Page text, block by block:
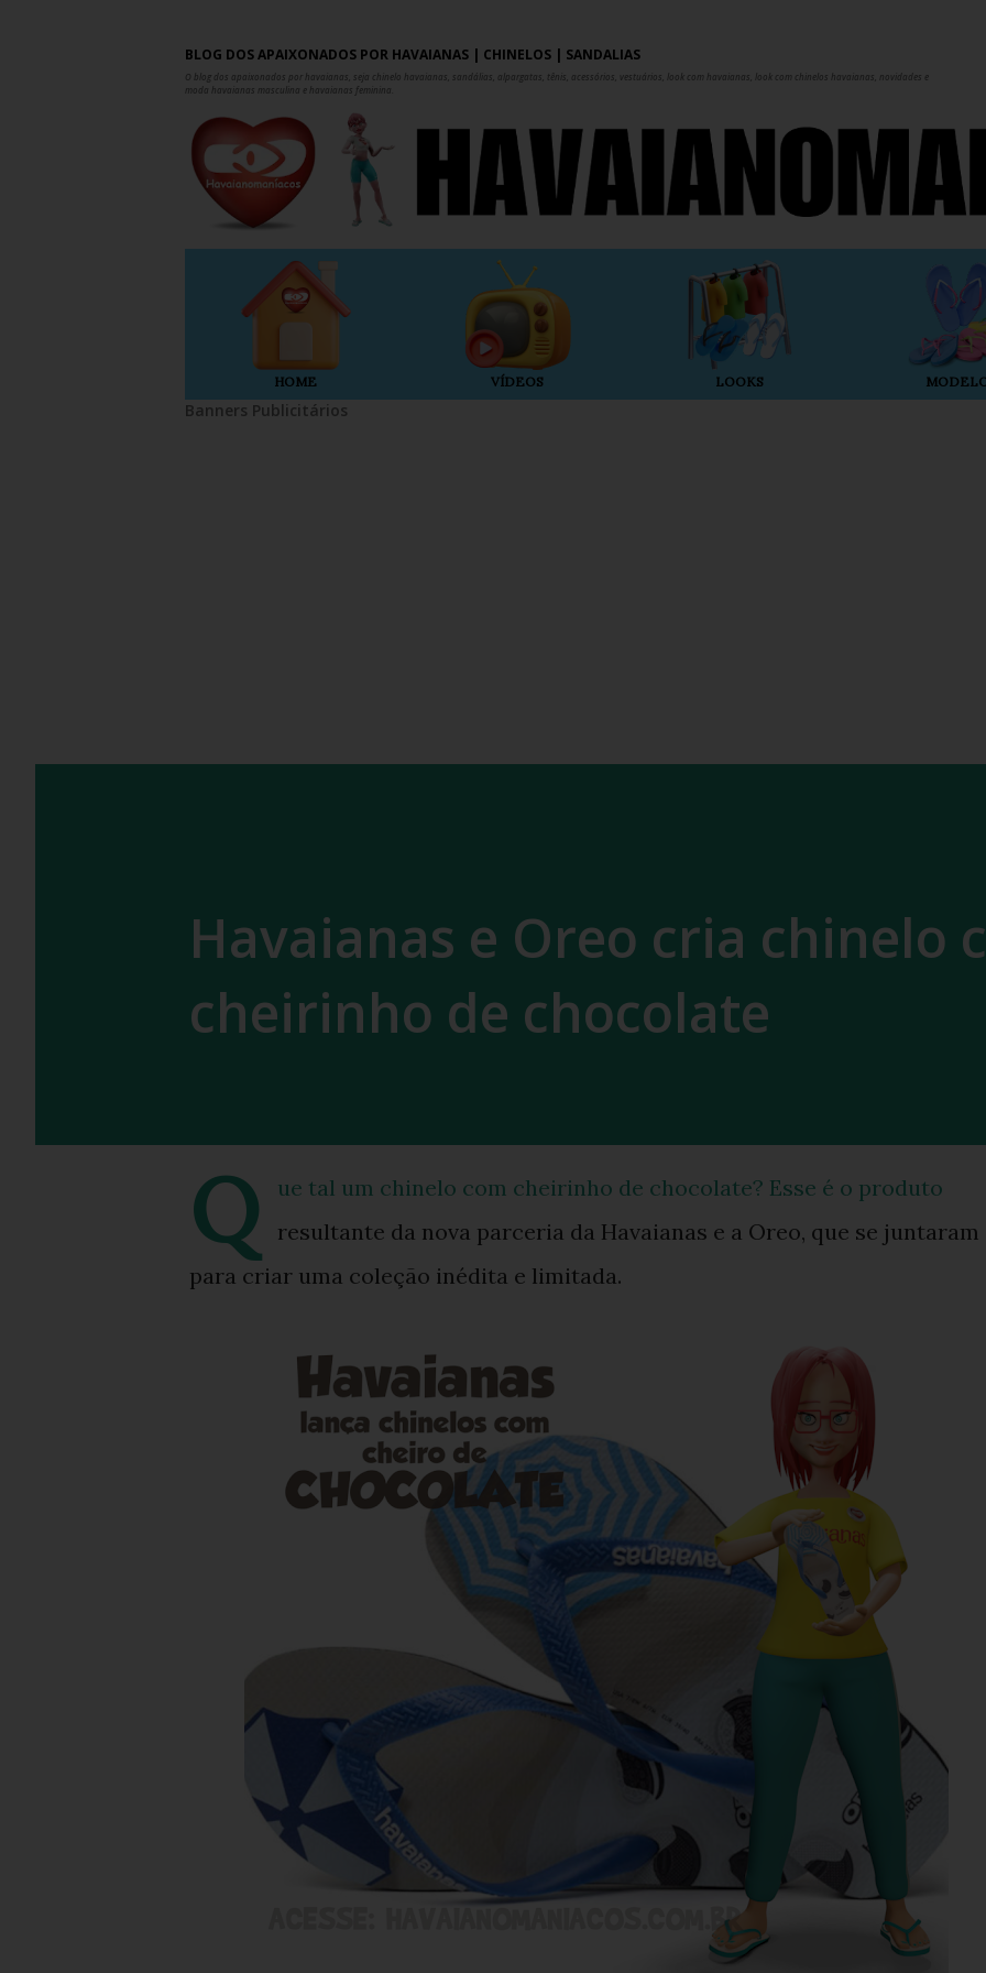
BLOG DOS APAIXONADOS POR HAVAIANAS | CHINELOS | SANDÁLIAS
O blog dos apaixonados por havaianas, seja chinelo havaianas, sandálias, alpargatas, tênis, acessórios, vestuários, look com havaianas, look com chinelos havaianas, novidades e
moda havaianas masculina e havaianas feminina.
HOME VÍDEOS LOOKS
Banners Publicitários
Havaianas e Oreo cria chinelo
cheirinho de chocolate
Q
ue tal um chinelo com cheirinho de chocolate? Esse é o produto
resultante da nova parceria da Havaianas e a Oreo, que se juntaram
para criar uma coleção inédita e limitada.